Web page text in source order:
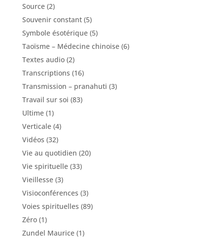
Source(2)
Souvenir constant(5)
Symbole ésotérique(5)
Taoïsme – Médecine chinoise(6)
Textes audio(2)
Transcriptions (16)
Transmission – pranahuti (3)
Travail sur soi (83)
Ultime(1)
Verticale(4)
Vidéos (32)
Vie au quotidien (20)
Vie spirituelle(33)
Vieillesse(3)
Visioconférences (3)
Voies spirituelles (89)
Zéro(1)
Zundel Maurice(1)